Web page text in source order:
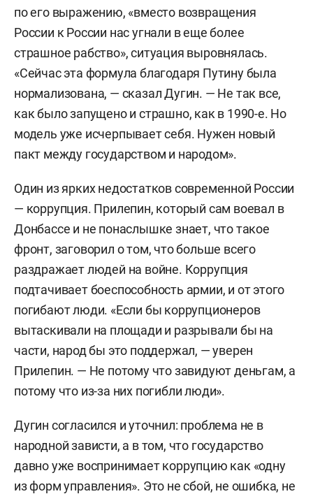
по его выражению, «вместо возвращения
России к России нас угнали в еще более
страшное рабство», ситуация выровнялась.
«Сейчас эта формула благодаря Путину была
нормализована, — сказал Дугин. — Не так все,
как было запущено и страшно, как в 1990-е. Но
модель уже исчерпывает себя. Нужен новый
пакт между государством и народом».
Один из ярких недостатков современной России
— коррупция. Прилепин, который сам воевал в
Донбассе и не понаслышке знает, что такое
фронт, заговорил о том, что больше всего
раздражает людей на войне. Коррупция
подтачивает боеспособность армии, и от этого
погибают люди. «Если бы коррупционеров
вытаскивали на площади и разрывали бы на
части, народ бы это поддержал, — уверен
Прилепин. — Не потому что завидуют деньгам, а
потому что из-за них погибли люди».
Дугин согласился и уточнил: проблема не в
народной зависти, а в том, что государство
давно уже воспринимает коррупцию как «одну
из форм управления». Это не сбой, не ошибка, не